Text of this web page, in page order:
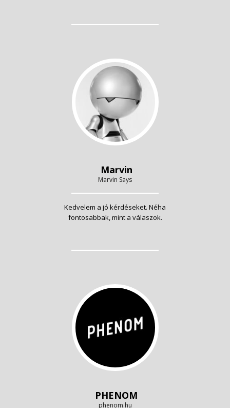
Marvin
Marvin Says
Kedvelem a jó kérdéseket. Néha
fontosabbak, mint a válaszok.
PHENOM
phenom.hu